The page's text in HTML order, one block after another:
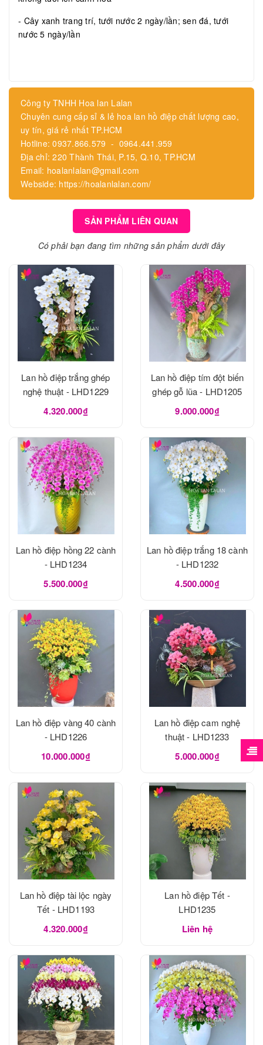
- Cây xanh trang trí, tưới nước 2 ngày/lần; sen đá, tưới
nước 5 ngày/lần
Công ty TNHH Hoa lan Lalan
Chuyên cung cấp sỉ & lẻ hoa lan hồ điệp chất lượng cao,
uy tín, giá rẻ nhất TP.HCM
Hotline: 0937.866.579 - 0964.441.959
Địa chỉ: 220 Thành Thái, P.15, Q.10, TP.HCM
Email: hoalanlalan@gmail.com
Webside: https://hoalanlalan.com/
SẢN PHẨM LIÊN QUAN
Có phải bạn đang tìm những sản phẩm dưới đây
Lan hồ điệp trắng ghép
nghệ thuật - LHD1229
4.320.000₫
Lan hồ điệp tím đột biến
ghép gỗ lũa - LHD1205
9.000.000₫
Lan hồ điệp hồng 22 cành
- LHD1234
5.500.000₫
Lan hồ điệp trắng 18 cành
- LHD1232
4.500.000₫
Lan hồ điệp vàng 40 cành
- LHD1226
10.000.000₫
Lan hồ điệp cam nghệ
thuật - LHD1233
5.000.000₫
Lan hồ điệp tài lộc ngày
Tết - LHD1193
4.320.000₫
Lan hồ điệp Tết -
LHD1235
Liên hệ